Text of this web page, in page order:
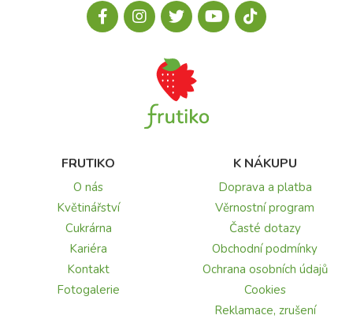
FRUTIKO
O nás
Květinářství
Cukrárna
Kariéra
Kontakt
Fotogalerie
K NÁKUPU
Doprava a platba
Věrnostní program
Časté dotazy
Obchodní podmínky
Ochrana osobních údajů
Cookies
Reklamace, zrušení